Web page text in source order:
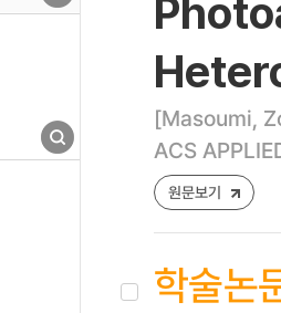
[Masoumi,
ACS
원문보기
학술논